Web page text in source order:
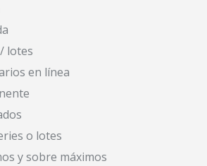
lotes
en línea
o lotes
y sobre máximos